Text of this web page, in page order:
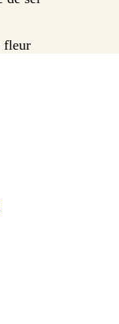
fleur